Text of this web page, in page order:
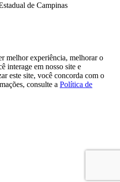
de Campinas
melhor experiência, melhorar o
interage em nosso site e
este site, você concorda com o
consulte a Política de